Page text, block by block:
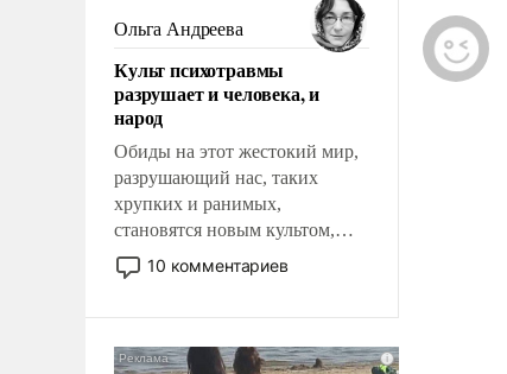
и ее реализация радикально
поднимет наши боевые
возможности.
Ольга Андреева
Культ психотравмы
разрушает и человека, и
народ
Обиды на этот жестокий мир,
разрушающий нас, таких
хрупких и ранимых,
становятся новым культом,
постепенно вытесняя и
отменяя традиционное
ударами судьбы, брать на себя
10 комментариев